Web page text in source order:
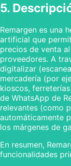
5.
Remargen es una
artificial que
precios de venta
proveedores. A
digitalizar
mercadería (por
kioscos,
de WhatsApp de
relevantes (como
automáticamente
los márgenes de
En resumen,
funcionalidades